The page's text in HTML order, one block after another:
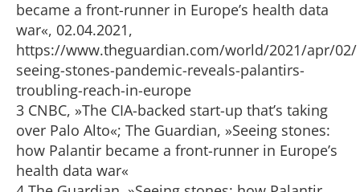
became a front-runner in Europe’s health data
war«, 02.04.2021,
https://www.theguardian.com/world/2021/apr/02/
seeing-stones-pandemic-reveals-palantirs-
troubling-reach-in-europe
3 CNBC, »The CIA-backed start-up that’s taking
over Palo Alto«; The Guardian, »Seeing stones:
how Palantir became a front-runner in Europe’s
health data war«